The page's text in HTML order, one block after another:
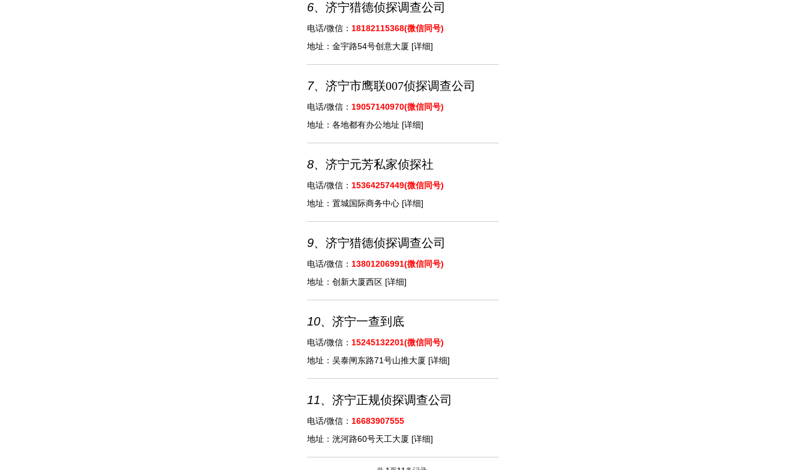
6、 济宁猎德侦探调查公司
电话/微信： 18182115368(微信同号)
地址： 金宇路54号创意大厦 [详细]
7、 济宁市鹰联007侦探调查公司
电话/微信： 19057140970(微信同号)
地址： 各地都有办公地址 [详细]
8、 济宁元芳私家侦探社
电话/微信： 15364257449(微信同号)
地址： 置城国际商务中心 [详细]
9、 济宁猎德侦探调查公司
电话/微信： 13801206991(微信同号)
地址： 创新大厦西区 [详细]
10、 济宁一查到底
电话/微信： 15245132201(微信同号)
地址： 吴泰闸东路71号山推大厦 [详细]
11、 济宁正规侦探调查公司
电话/微信： 16683907555
地址： 洸河路60号天工大厦 [详细]